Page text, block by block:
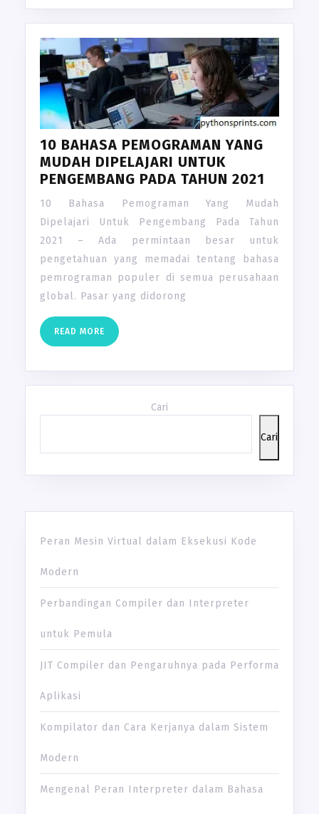
10 BAHASA PEMOGRAMAN YANG
MUDAH DIPELAJARI UNTUK
PENGEMBANG PADA TAHUN 2021
10 Bahasa Pemograman Yang Mudah
Dipelajari Untuk Pengembang Pada Tahun
2021 – Ada permintaan besar untuk
pengetahuan yang memadai tentang bahasa
pemrograman populer di semua perusahaan
global. Pasar yang didorong
READ MORE READ
MORE
Cari
Cari
Peran Mesin Virtual dalam Eksekusi Kode
Modern
Perbandingan Compiler dan Interpreter
untuk Pemula
JIT Compiler dan Pengaruhnya pada Performa
Aplikasi
Kompilator dan Cara Kerjanya dalam Sistem
Modern
Mengenal Peran Interpreter dalam Bahasa